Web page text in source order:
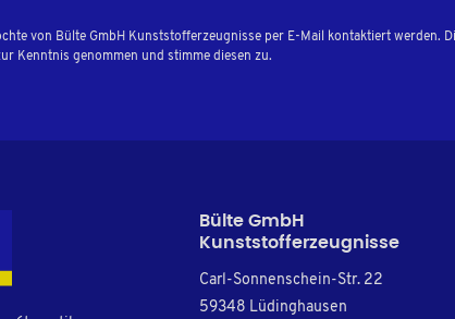
von Bülte GmbH Kunststofferzeugnisse per E-Mail kontaktiert werden.
Kenntnis genommen und stimme diesen zu.
Bülte GmbH
Kunststofferzeugnisse
Carl-Sonnenschein-Str. 22
59348 Lüdinghausen